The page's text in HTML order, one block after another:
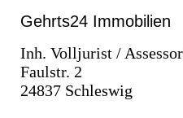
Gehrts24 Immobilien
Inh. Volljurist /
Faulstr. 2
24837 Schleswig